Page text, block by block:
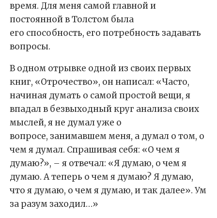
время. Для меня самой главной и
постоянной в Толстом была
его способность, его потребность задавать
вопросы.
В одном отрывке одной из своих первых
книг, «Отрочество», он написал: «Часто,
начиная думать о самой простой вещи, я
впадал в безвыходный круг анализа своих
мыслей, я не думал уже о
вопросе, занимавшем меня, а думал о том, о
чем я думал. Спрашивая себя: «О чем я
думаю?», – я отвечал: «Я думаю, о чем я
думаю. А теперь о чем я думаю? Я думаю,
что я думаю, о чем я думаю, и так далее». Ум
за разум заходил…»